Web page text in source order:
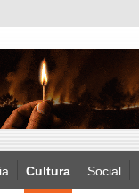
Cultura Social